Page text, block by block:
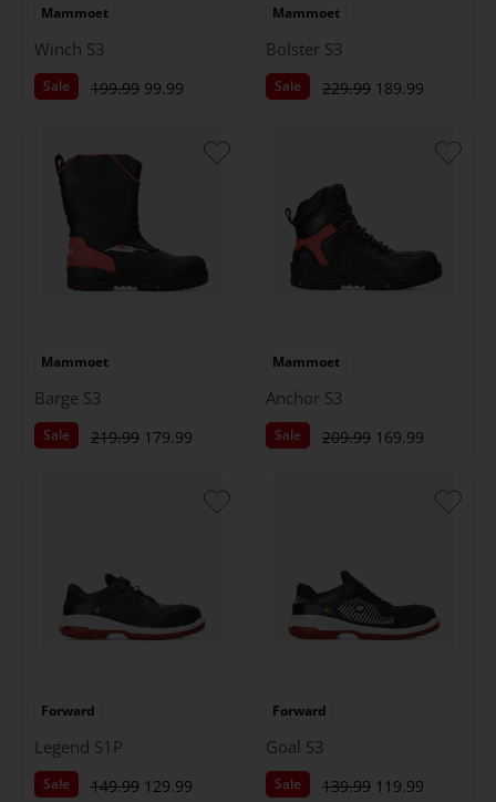
Mammoet
Winch S3
Sale 199.99 99.99
Mammoet
Bolster S3
Sale 229.99 189.99
Mammoet
Barge S3
Sale 219.99 179.99
Mammoet
Anchor S3
Sale 209.99 169.99
Forward
Legend S1P
Sale 149.99 129.99
Forward
Goal S3
Sale 139.99 119.99